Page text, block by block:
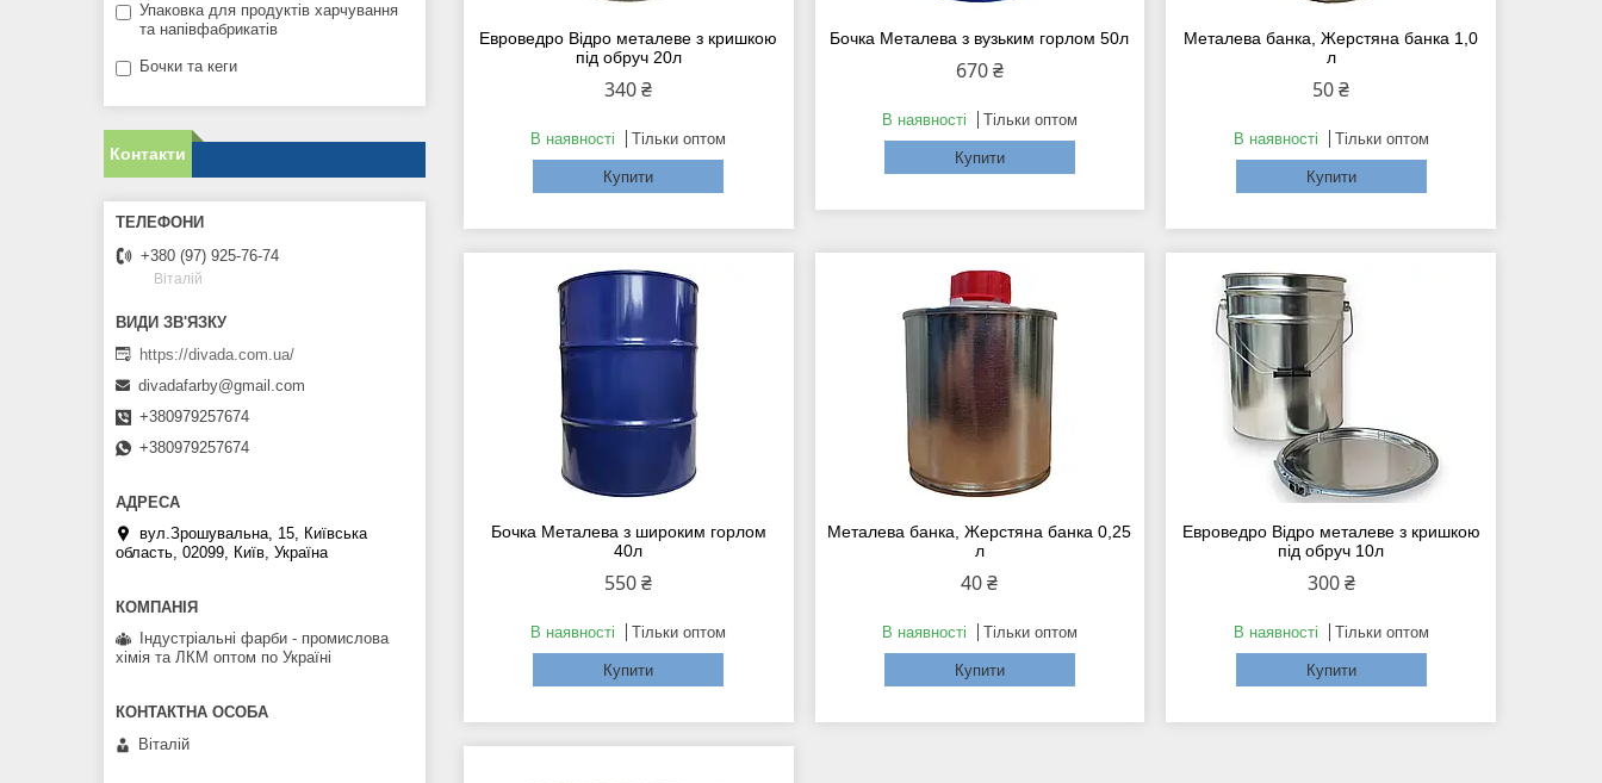
Евроведро Відро металеве з кришкою
під обруч 20л
340 ₴
В наявності Тільки оптом
Купити
Бочка Металева з вузьким горлом 50л
670 ₴
В наявності Тільки оптом
Купити
Металева банка, Жерстяна банка 1,0
л
50 ₴
В наявності Тільки оптом
Купити
Бочка Металева з широким горлом
40л
550 ₴
В наявності Тільки оптом
Купити
Металева банка, Жерстяна банка 0,25
л
40 ₴
В наявності Тільки оптом
Купити
Евроведро Відро металеве з кришкою
під обруч 10л
300 ₴
В наявності Тільки оптом
Купити
Упаковка для продуктів харчування
та напівфабрикатів
Бочки та кеги
Контакти
+380 (97) 925-76-74
Віталій
https://divada.com.ua/
divadafarby@gmail.com
+380979257674
+380979257674
вул.Зрошувальна, 15, Київська
область, 02099, Київ, Україна
Індустріальні фарби - промислова
хімія та ЛКМ оптом по Україні
Віталій